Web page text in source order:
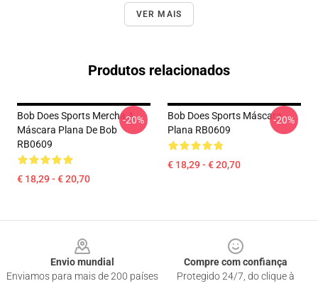
VER MAIS
Produtos relacionados
Bob Does Sports Mercha A
Máscara Plana De Bob
RB0609
€ 18,29 - € 20,70
-20%
Bob Does Sports Máscara
Plana RB0609
€ 18,29 - € 20,70
-20%
Envio mundial
Enviamos para mais de 200 países
Compre com confiança
Protegido 24/7, do clique à